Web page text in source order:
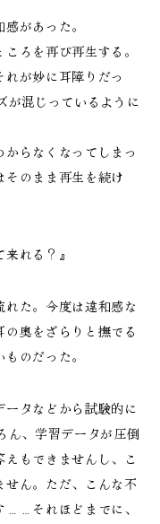
があった。
ろを再び再生する。
が妙に耳障りだっ
が混じっているように
らなくなってしまっ
のまま再生を続け
れる？』
た。今度は違和感な
奥をざらりと撫でる
のだった。
ータなどから試験的に
、学習データが圧倒
もできませんし、こ
ん。ただ、こんな不
……それほどまでに、